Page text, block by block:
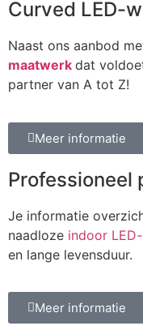
Curved LED-
Naast ons aanbod
maatwerk dat
partner van A tot Z!
Meer informatie
Professioneel
Je informatie
naadloze indoor
en lange levensduur.
Meer informatie